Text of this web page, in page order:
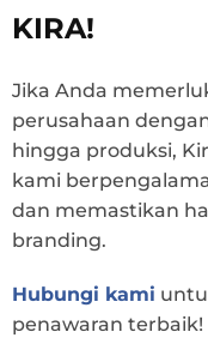
KIRA!
Jika Anda
perusahaan
hingga produksi,
kami
dan memastikan
branding.
Hubungi kami
penawaran terbaik!